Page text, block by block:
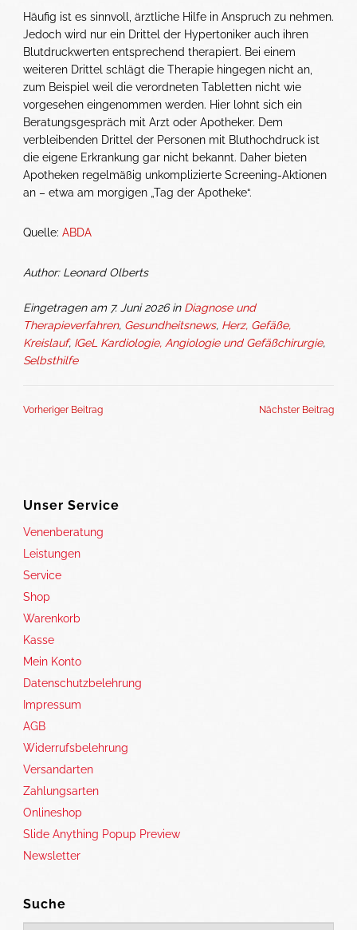
Häufig ist es sinnvoll, ärztliche Hilfe in Anspruch zu nehmen.
Jedoch wird nur ein Drittel der Hypertoniker auch ihren
Blutdruckwerten entsprechend therapiert. Bei einem
weiteren Drittel schlägt die Therapie hingegen nicht an,
zum Beispiel weil die verordneten Tabletten nicht wie
vorgesehen eingenommen werden. Hier lohnt sich ein
Beratungsgespräch mit Arzt oder Apotheker. Dem
verbleibenden Drittel der Personen mit Bluthochdruck ist
die eigene Erkrankung gar nicht bekannt. Daher bieten
Apotheken regelmäßig unkomplizierte Screening-Aktionen
an – etwa am morgigen „Tag der Apotheke“.
Quelle: ABDA
Author: Leonard Olberts
Eingetragen am 7. Juni 2026 in Diagnose und
Therapieverfahren, Gesundheitsnews, Herz, Gefäße,
Kreislauf, IGeL Kardiologie, Angiologie und Gefäßchirurgie,
Selbsthilfe
Vorheriger Beitrag Nächster Beitrag
Unser Service
Venenberatung
Leistungen
Service
Shop
Warenkorb
Kasse
Mein Konto
Datenschutzbelehrung
Impressum
AGB
Widerrufsbelehrung
Versandarten
Zahlungsarten
Onlineshop
Slide Anything Popup Preview
Newsletter
Suche